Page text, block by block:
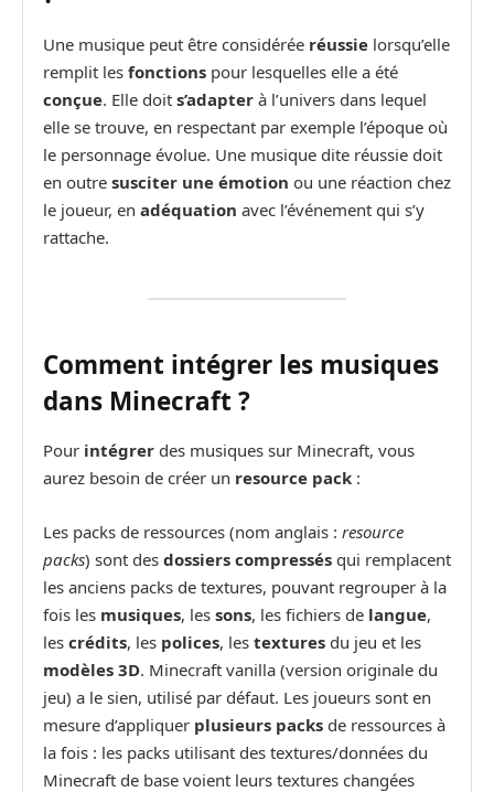
Une musique peut être considérée réussie lorsqu’elle
remplit les fonctions pour lesquelles elle a été
conçue. Elle doit s’adapter à l’univers dans lequel
elle se trouve, en respectant par exemple l’époque où
le personnage évolue. Une musique dite réussie doit
en outre susciter une émotion ou une réaction chez
le joueur, en adéquation avec l’événement qui s’y
rattache.
Comment intégrer les musiques
dans Minecraft ?
Pour intégrer des musiques sur Minecraft, vous
aurez besoin de créer un resource pack :
Les packs de ressources (nom anglais : resource
packs) sont des dossiers compressés qui remplacent
les anciens packs de textures, pouvant regrouper à la
fois les musiques, les sons, les fichiers de langue,
les crédits, les polices, les textures du jeu et les
modèles 3D. Minecraft vanilla (version originale du
jeu) a le sien, utilisé par défaut. Les joueurs sont en
mesure d’appliquer plusieurs packs de ressources à
la fois : les packs utilisant des textures/données du
Minecraft de base voient leurs textures changées